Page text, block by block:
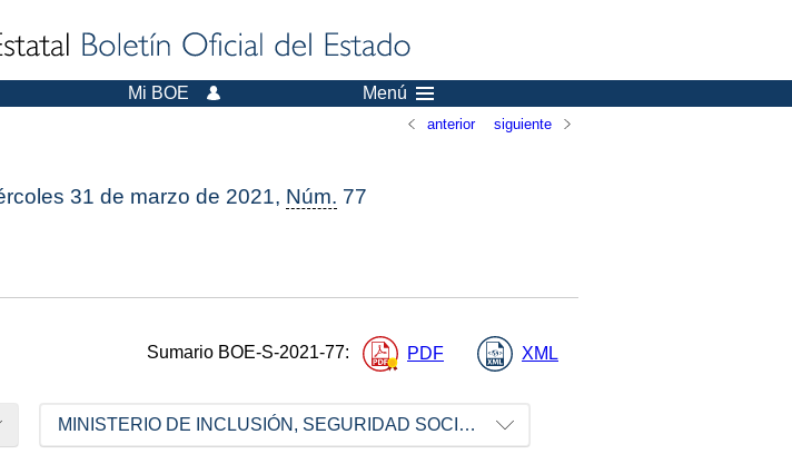
Mi BOE Menú
anterior siguiente
31 de marzo de 2021, Núm. 77
Sumario BOE-S-2021-77: PDF XML
MINISTERIO DE INCLUSIÓN, SEGURIDAD SOCIAL Y MIGRACIONES